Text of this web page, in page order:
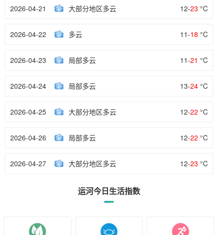
2026-04-21 大部分地区多云 12-23 °C
2026-04-22 多云 11-18 °C
2026-04-23 局部多云 11-21 °C
2026-04-24 局部多云 13-24 °C
2026-04-25 大部分地区多云 12-22 °C
2026-04-26 局部多云 12-22 °C
2026-04-27 大部分地区多云 12-23 °C
运河今日生活指数